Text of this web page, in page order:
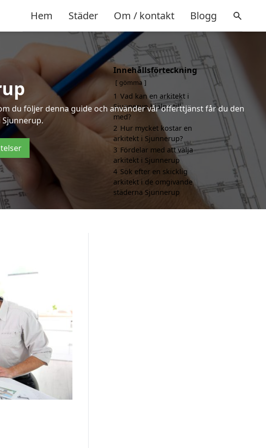
Hem Städer Om / kontakt Blogg
du följer denna guide och använder vår offerttjänst får du den
Innehållsförteckning
gömma
1 Vad kan en arkitekt i
Sjunnerup hjälpa till
med?
2 Hur mycket kostar en
arkitekt i Sjunnerup?
3 Fördelar med att välja
arkitekt i Sjunnerup
4 Sök efter en skicklig
arkitekt i de omgivande
städerna Sjunnerup